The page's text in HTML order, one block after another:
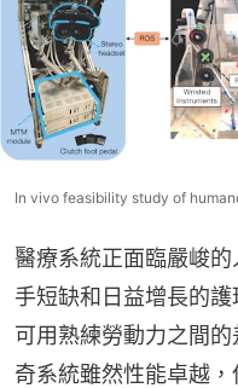
In vivo feasibility study of
醫療系統正面臨嚴峻
手短缺和日益增長的
可用熟練勞動力之間
奇系統雖然性能卓越